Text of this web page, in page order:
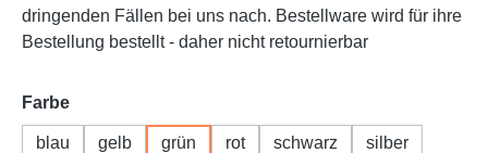
dringenden Fällen bei uns nach. Bestellware wird für ihre
Bestellung bestellt - daher nicht retournierbar
Farbeauswählen
blau gelb grün rot schwarz silber